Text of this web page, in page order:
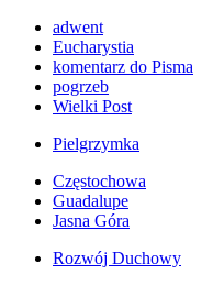
adwent
Eucharystia
komentarz do Pisma
pogrzeb
Wielki Post
Pielgrzymka
Częstochowa
Guadalupe
Jasna Góra
Rozwój Duchowy